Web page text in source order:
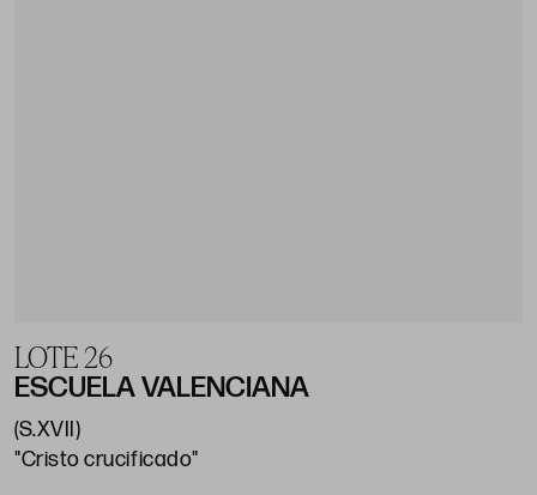
LOTE 26
ESCUELA VALENCIANA
(S.XVII)
"Cristo crucificado"